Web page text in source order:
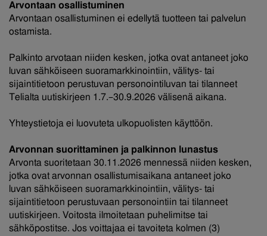
Arvontaan osallistuminen
Arvontaan osallistuminen ei edellytä tuotteen tai palvelun
ostamista.
Palkinto arvotaan niiden kesken, jotka ovat antaneet joko
luvan sähköiseen suoramarkkinointiin, välitys- tai
sijaintitietoon perustuvan personointiluvan tai tilanneet
Telialta uutiskirjeen 1.7.–30.9.2026 välisenä aikana.
Yhteystietoja ei luovuteta ulkopuolisten käyttöön.
Arvonnan suorittaminen ja palkinnon lunastus
Arvonta suoritetaan 30.11.2026 mennessä niiden kesken,
jotka ovat arvonnan osallistumisaikana antaneet joko
luvan sähköiseen suoramarkkinointiin, välitys- tai
sijaintitietoon perustuvaan personointiin tai tilanneet
uutiskirjeen. Voitosta ilmoitetaan puhelimitse tai
sähköpostitse. Jos voittajaa ei tavoiteta kolmen (3)